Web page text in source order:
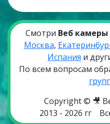
Смотри Веб камеры
Москва,
Испания и
По всем вопросам
Copyright © 🎥
2013 - 2026 гг